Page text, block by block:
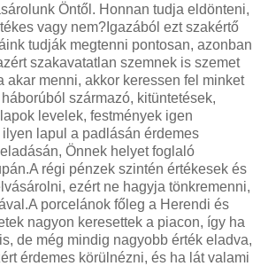
Öntől. Honnan tudja eldönteni,
vagy nem?Igazából ezt szakértő
tudják megtenni pontosan, azonban
szakavatatlan szemnek is szemet
akar menni, akkor keressen fel minket
származó, kitüntetések,
levelek, festmények igen
lapul a padlásán érdemes
Önnek helyet foglaló
régi pénzek szintén értékesek és
ezért ne hagyja tönkremenni,
porcelánok főleg a Herendi és
nagyon keresettek a piacon, így ha
de még mindig nagyobb érték eladva,
érdemes körülnézni, és ha lát valami